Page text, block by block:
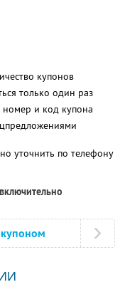
купонов
только один раз
и код купона
уточнить по телефону
купоном